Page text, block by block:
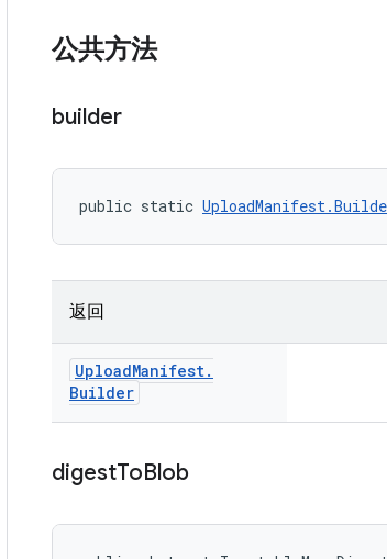
公共方法
builder
public static
返回
UploadManifest.
Builder
digestToBlob